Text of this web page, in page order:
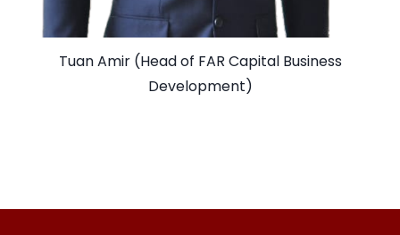
Tuan Amir (Head of FAR Capital Business
Development)